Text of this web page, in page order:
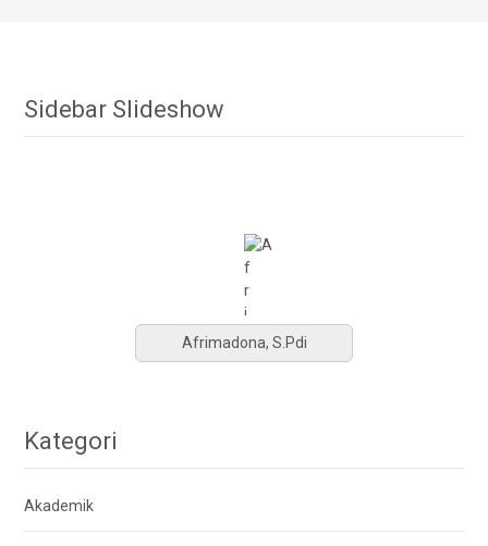
Sidebar Slideshow
Afrimadona, S.Pdi
Kategori
Akademik